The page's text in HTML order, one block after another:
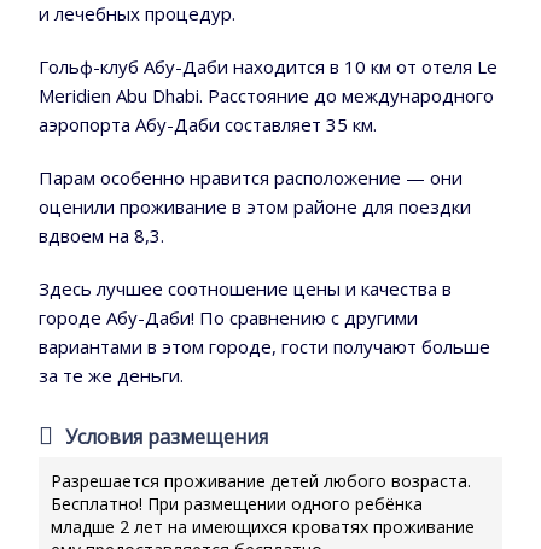
и лечебных процедур.
Гольф-клуб Абу-Даби находится в 10 км от отеля Le
Meridien Abu Dhabi. Расстояние до международного
аэропорта Абу-Даби составляет 35 км.
Парам особенно нравится расположение — они
оценили проживание в этом районе для поездки
вдвоем на 8,3.
Здесь лучшее соотношение цены и качества в
городе Абу-Даби! По сравнению с другими
вариантами в этом городе, гости получают больше
за те же деньги.
Условия размещения
Разрешается проживание детей любого возраста.
Бесплатно! При размещении одного ребёнка
младше 2 лет на имеющихся кроватях проживание